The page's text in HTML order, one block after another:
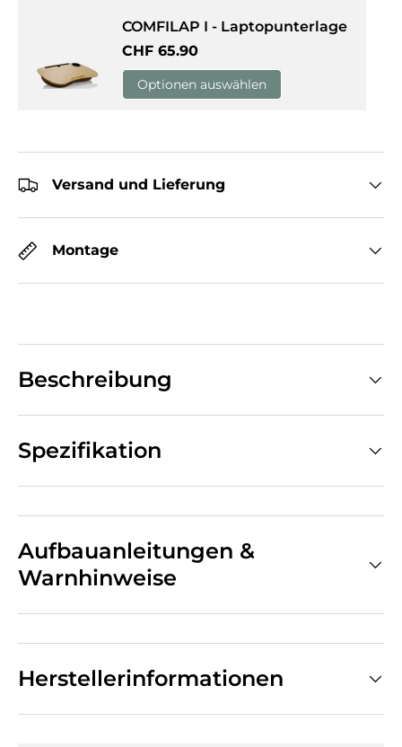
COMFILAP I - Laptopunterlage
Normaler Preis
CHF 65.90
Optionen auswählen
Versand und Lieferung
Montage
Beschreibung
Spezifikation
Aufbauanleitungen &
Warnhinweise
Herstellerinformationen